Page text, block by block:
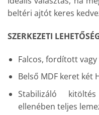
beltéri ajtót keres
SZERKEZETI
Falcos, fordított
Belső MDF keret két
Stabilizáló
ellenében teljes